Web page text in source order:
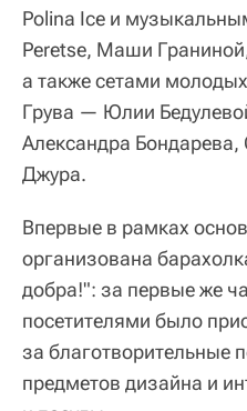
Polina Ice и
Peretse, Маши
а также сетами
Грува — Юлии
Александра Бондарева,
Джура.
Впервые в рамках
организована
добра!": за первые же
посетителями было
за благотворительные
предметов дизайна и